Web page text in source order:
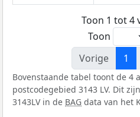
Toon 1 tot 4
Toon
Vorige
1
Bovenstaande tabel toont de 4
postcodegebied 3143 LV. Dit
3143LV in de BAG data van het